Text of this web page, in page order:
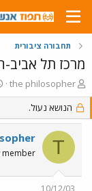
תחבורה ציבורית
מרכז תל אביב-
פ
ו
ת
ח
נ
the philosopher
הנושא נעול.
T
member
10/12/03